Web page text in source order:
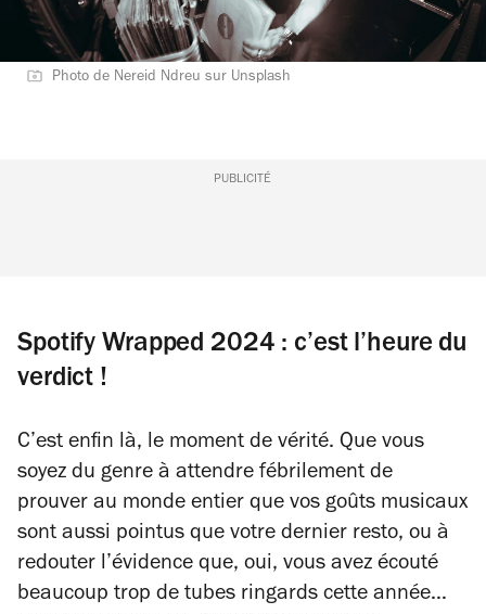
Photo de Nereid Ndreu sur Unsplash
PUBLICITÉ
Spotify Wrapped 2024 : c’est l’heure du
verdict !
C’est enfin là, le moment de vérité. Que vous
soyez du genre à attendre fébrilement de
prouver au monde entier que vos goûts musicaux
sont aussi pointus que votre dernier resto, ou à
redouter l’évidence que, oui, vous avez écouté
beaucoup trop de tubes ringards cette année…